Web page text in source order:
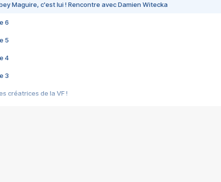
Maguire, c'est lui ! Rencontre avec Damien Witecka
6
5
4
3
créatrices de la VF !